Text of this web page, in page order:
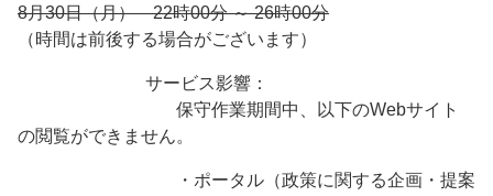
8月30日（月） 22時00分 ～ 26時00分
（時間は前後する場合がございます）
サービス影響：
保守作業期間中、以下のWebサイト
の閲覧ができません。
・ポータル（政策に関する企画・提案